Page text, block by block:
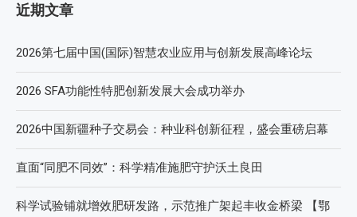
近期文章
2026第七届中国(国际)智慧农业应用与创新发展高峰论坛
2026 SFA功能性特肥创新发展大会成功举办
2026中国新疆种子交易会：种业科创新征程，盛会重磅启幕
直面“同肥不同效”：科学精准施肥守护沃土良田
科学试验铺就增效肥研发路，示范推广架起丰收金桥梁 【鄂